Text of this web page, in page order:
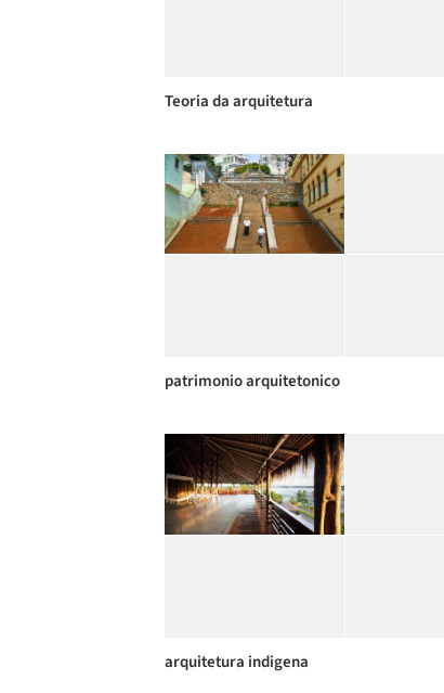
Teoria da arquitetura
patrimonio arquitetonico
arquitetura indigena